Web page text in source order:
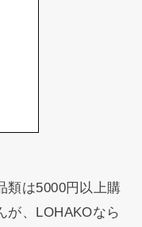
類は5000円以上購
が、LOHAKOなら